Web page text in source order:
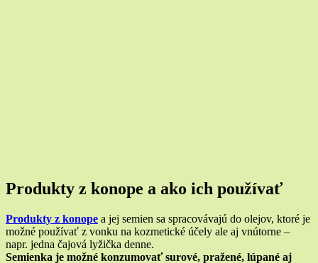
Produkty z konope a ako ich používať
Produkty z konope a jej semien sa spracovávajú do olejov, ktoré je
možné používať z vonku na kozmetické účely ale aj vnútorne –
napr. jedna čajová lyžička denne.
Semienka je možné konzumovať surové, pražené, lúpané aj